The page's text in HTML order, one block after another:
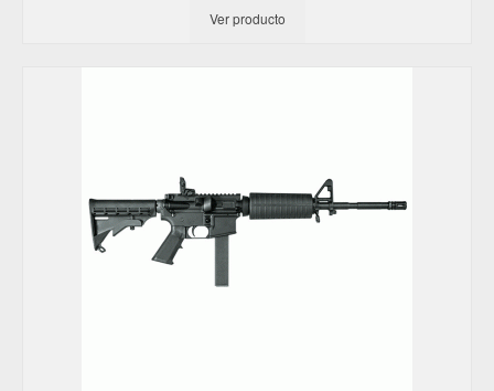
original
2,500.00 €.2,400.00 €.
Ver producto